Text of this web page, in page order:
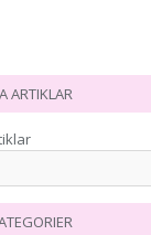
ARTIKLAR